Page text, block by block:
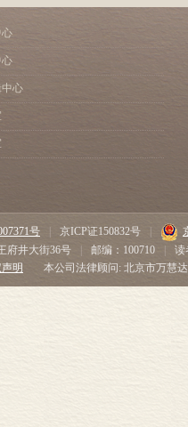
心
号 京ICP证150832号
府井大街36号
邮编：100710
读
明
本公司法律顾问: 北京市万慧